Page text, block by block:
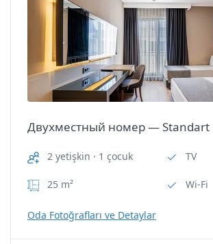
Фен для волос
Электронный сейф
Трехместный номер —
Veranda
Nİ Hotel Lara
Oda Özellikleri
TV
Двухместный номер — Standart
2 yetişkin · 1 çocuk
25 m²
TV
Wi-Fi
Oda Fotoğrafları ve Detaylar